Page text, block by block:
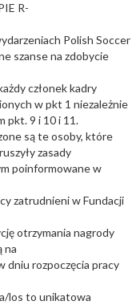
R-
Polish Soccer
szanse na zdobycie
członek kadry
w pkt 1 niezależnie
pkt. 9 i 10 i 11.
są te osoby, które
zasady
poinformowane w
zatrudnieni w Fundacji
otrzymania nagrody
na
dniu rozpoczęcia pracy
los to unikatowa